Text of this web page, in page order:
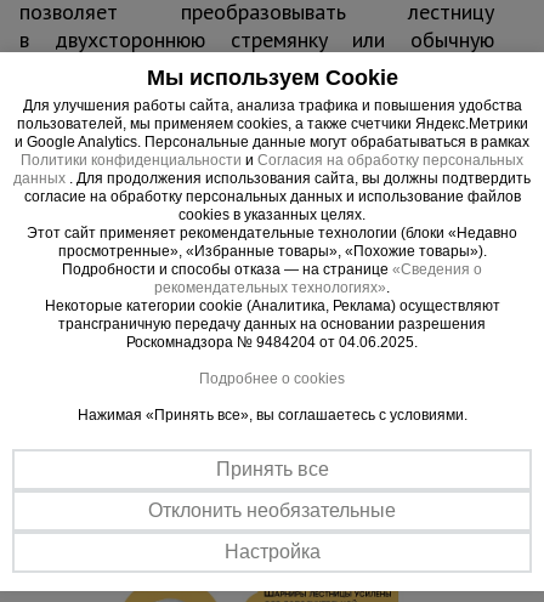
позволяет преобразовывать лестницу
в двухстороннюю стремянку или обычную
приставную лестницу. Широкая траверса
обеспечивает устойчивость при проведении
работ. Изготовлена из легкого алюминиевого
профиля. Может перемещаться и складываться/
раскладываться одним человеком. Компактна
при хранении и транспортировке.
Важные преимущества –
эффективная работа
Надежная опора
сдвиг или опрокидывание лестницы во время работы
Малый вес
Легко складывается/раскладывается и транспортируется
Мы используем Cookie
Для улучшения работы сайта, анализа трафика и повышения удобства
пользователей, мы применяем cookies, а также счетчики Яндекс.Метрики
и Google Analytics. Персональные данные могут обрабатываться в рамках
Политики конфиденциальности и Согласия на обработку персональных
данных
. Для продолжения использования сайта, вы должны подтвердить
согласие на обработку персональных данных и использование файлов
cookies в указанных целях.
Этот сайт применяет рекомендательные технологии (блоки «Недавно
просмотренные», «Избранные товары», «Похожие товары»).
Подробности и способы отказа — на странице «Сведения о
рекомендательных технологиях»
Некоторые категории cookie (Аналитика, Реклама) осуществляют
трансграничную передачу данных на основании разрешения
Роскомнадзора № 9484204 от 04.06.2025.
Подробнее о cookies
Нажимая «Принять все», вы соглашаетесь с условиями.
Принять все
Отклонить необязательные
Настройка